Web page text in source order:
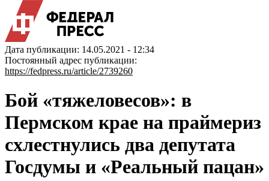
Дата публикации: 14.05.2021 - 12:34
Постоянный адрес публикации:
https://fedpress.ru/article/2739260
Бой «тяжеловесов»: в
Пермском крае на праймериз
схлестнулись два депутата
Госдумы и «Реальный пацан»